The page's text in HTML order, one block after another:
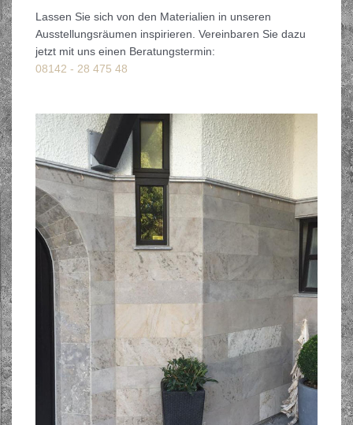
Lassen Sie sich von den Materialien in unseren
Ausstellungsräumen inspirieren. Vereinbaren Sie dazu
jetzt mit uns einen Beratungstermin:
08142 - 28 475 48